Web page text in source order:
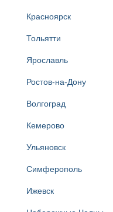
Красноярск
Тольятти
Ярославль
Ростов-на-Дону
Волгоград
Кемерово
Ульяновск
Симферополь
Ижевск